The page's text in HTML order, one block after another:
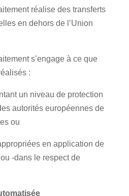
réalise des transferts
en dehors de l’Union
s’engage à ce que
:
un niveau de protection
autorités européennes de
ou
en application de
-dans le respect de